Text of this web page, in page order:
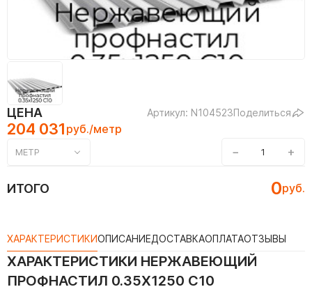
ЦЕНА Артикул: N104523Поделиться
204 031 руб./метр
МЕТР − +
ИТОГО 0руб.
ХАРАКТЕРИСТИКИОПИСАНИЕДОСТАВКАОПЛАТАОТЗЫВЫ
ХАРАКТЕРИСТИКИ НЕРЖАВЕЮЩИЙ
ПРОФНАСТИЛ 0.35Х1250 С10